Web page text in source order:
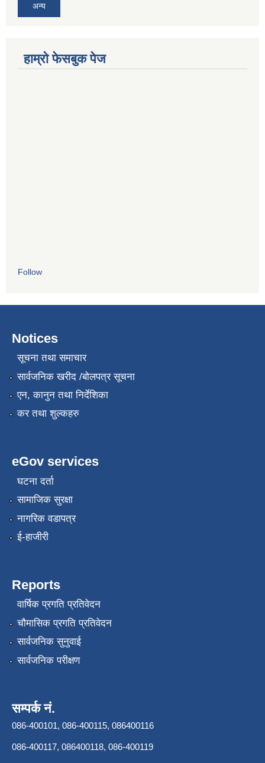
अन्य
हाम्रो फेसबुक पेज
Follow
Notices
सूचना तथा समाचार
सार्वजनिक खरीद /बोलपत्र सूचना
एन, कानुन तथा निर्देशिका
कर तथा शुल्कहरु
eGov services
घटना दर्ता
सामाजिक सुरक्षा
नागरिक वडापत्र
ई-हाजीरी
Reports
वार्षिक प्रगति प्रतिवेदन
चौमासिक प्रगति प्रतिवेदन
सार्वजनिक सुनुवाई
सार्वजनिक परीक्षण
सम्पर्क नं.
086-400101, 086-400115, 086400116
086-400117, 086400118, 086-400119